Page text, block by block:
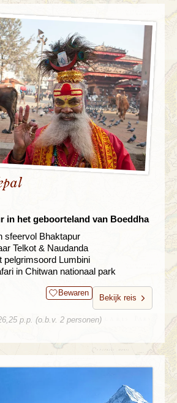
in het geboorteland van Boeddha
sfeervol Bhaktapur
Telkot & Naudanda
pelgrimsoord Lumbini
in Chitwan nationaal park
Bewaren
Bekijk reis
p.p. (o.b.v. 2 personen)